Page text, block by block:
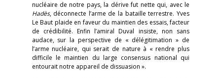
nucléaire de notre pays, la dérive fut nette qui, avec le
Hadès, déconnecte l’arme de la bataille terrestre. Yves
Le Baut plaide en faveur du maintien des essais, facteur
de crédibilité. Enfin l’amiral Duval insiste, non sans
audace, sur la perspective de « délégitimation » de
l’arme nucléaire, qui serait de nature à « rendre plus
difficile le maintien du large consensus national qui
entourait notre appareil de dissuasion ».